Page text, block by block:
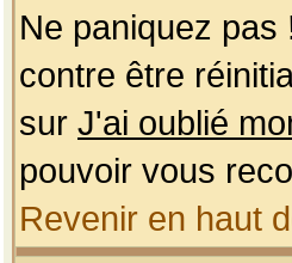
Ne paniquez
contre être
sur J'ai oublié
pouvoir vous
Revenir en haut